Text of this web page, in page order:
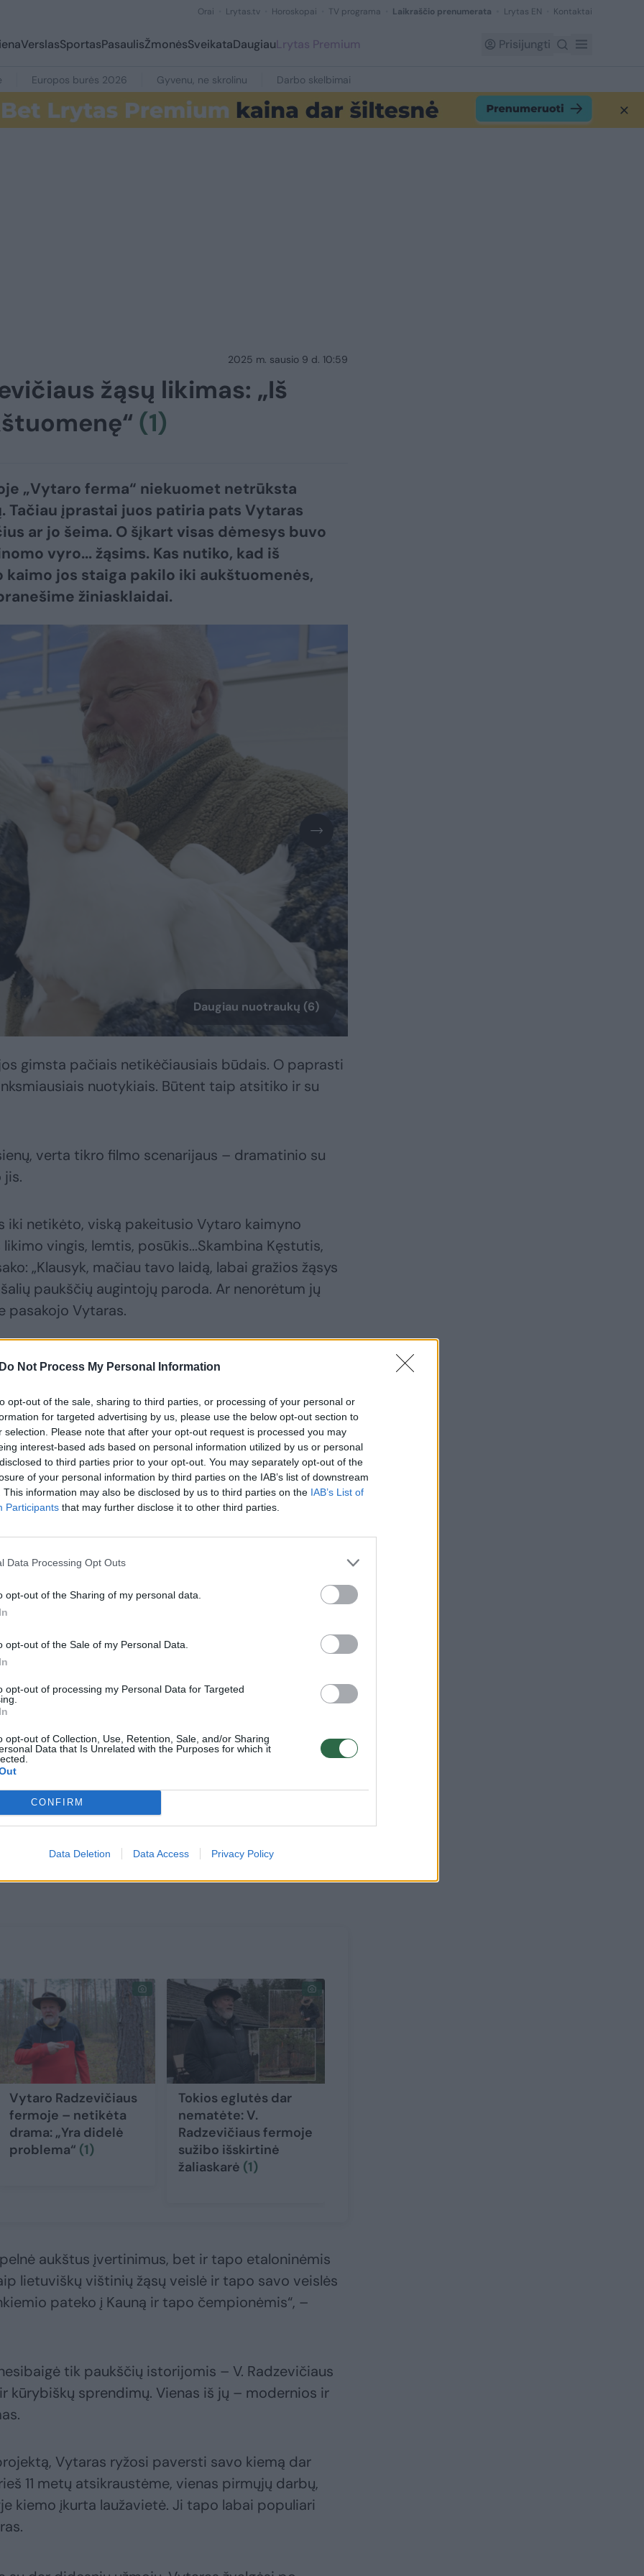
Do Not Process My Personal Information
opt-out of the sale, sharing to third parties, or processing of your personal or
for targeted advertising by us, please use the below opt-out section to
selection. Please note that after your opt-out request is processed you may
interest-based ads based on personal information utilized by us or personal
to third parties prior to your opt-out. You may separately opt-out of the
of your personal information by third parties on the IAB’s list of downstream
This information may also be disclosed by us to third parties on the IAB’s List of
Participants that may further disclose it to other third parties.
Data Processing Opt Outs
opt-out of the Sharing of my personal data.
opt-out of the Sale of my Personal Data.
opt-out of processing my Personal Data for Targeted
opt-out of Collection, Use, Retention, Sale, and/or Sharing
Data that Is Unrelated with the Purposes for which it
CONFIRM
Data Deletion Data Access Privacy Policy
Orai Lrytas.tv Horoskopai TV programa Laikraščio prenumerata Lrytas EN Kontaktai
VerslasSportasPasaulisŽmonėsSveikataDaugiauLrytas Premium Prisijungti
Europos burės 2026 Gyvenu, ne skrolinu Darbo skelbimai
2025 m. sausio 9 d. 10:59
žąsų likimas: „Iš
(1)
„Vytaro ferma“ niekuomet netrūksta
Tačiau įprastai juos patiria pats Vytaras
ar jo šeima. O šįkart visas dėmesys buvo
vyro... žąsims. Kas nutiko, kad iš
kaimo jos staiga pakilo iki aukštuomenės,
žiniasklaidai.
Daugiau nuotraukų (6)
gimsta pačiais netikėčiausiais būdais. O paprasti
nuotykiais. Būtent taip atsitiko ir su
verta tikro filmo scenarijaus – dramatinio su
jis.
iki netikėto, viską pakeitusio Vytaro kaimyno
vingis, lemtis, posūkis...Skambina Kęstutis,
„Klausyk, mačiau tavo laidą, labai gražios žąsys
paukščių augintojų paroda. Ar nenorėtum jų
pasakojo Vytaras.
kada įvyks jo ir Indrė Stonkuvienės vestuvės
į Kauną, kur sudalyvavo paukščių parodoje.
iš Slovakijos, ir, visų nuostabai, jos tapo tikra
vietą, kur jau buvo skaičiuojamos paskutinės
krosnies, ponios atvažiavo į Kauną. Koks skrydis
– juokavo Vytaras, neslėpdamas
Vytaro Radzevičiaus
fermoje – netikėta
drama: „Yra didelė
problema“ (1)
Tokios eglutės dar
nematėte: V.
Radzevičiaus fermoje
sužibo išskirtinė
žaliaskarė (1)
aukštus įvertinimus, bet ir tapo etaloninėmis
lietuviškų vištinių žąsų veislė ir tapo savo veislės
pateko į Kauną ir tapo čempionėmis“, –
tik paukščių istorijomis – V. Radzevičiaus
kūrybiškų sprendimų. Vienas iš jų – modernios ir
Vytaras ryžosi paversti savo kiemą dar
11 metų atsikraustėme, vienas pirmųjų darbų,
kiemo įkurta laužavietė. Ji tapo labai populiari